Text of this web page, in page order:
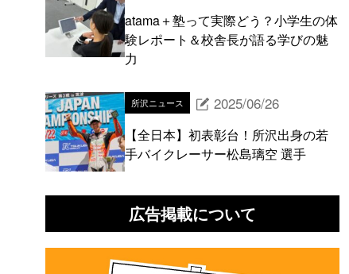
atama＋塾って実際どう？小学生の体
験レポート＆校舎長が語る学びの魅
力
所沢ニュース 2025/06/26
【全日本】初表彰台！所沢出身の若
手バイクレーサー松島璃空 選手
広告掲載について